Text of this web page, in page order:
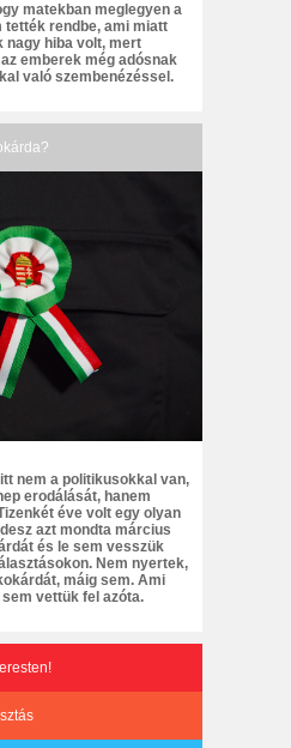
matekban meglegyen a
tették rendbe, ami miatt
nagy hiba volt, mert
emberek még adósnak
való szembenézéssel.
nem a politikusokkal van,
erodálását, hanem
éve volt egy olyan
azt mondta március
és le sem vesszük
Nem nyertek,
máig sem. Ami
vettük fel azóta.